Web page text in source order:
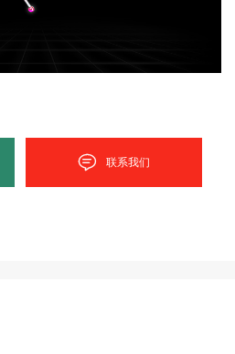
联系我们